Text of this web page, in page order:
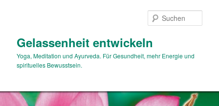
Gelassenheit entwickeln
Yoga, Meditation und Ayurveda. Für Gesundheit, mehr Energie und
spirituelles Bewusstsein.